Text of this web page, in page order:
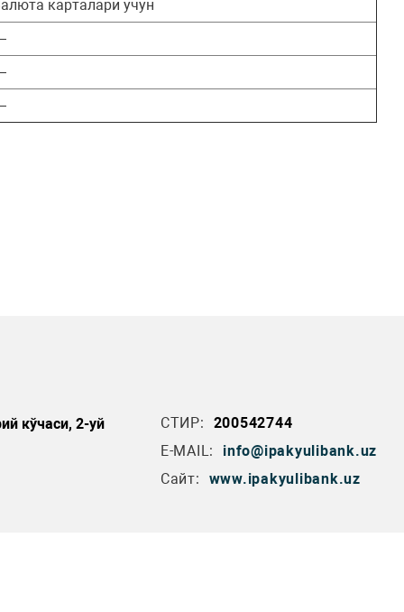
карталари учун
кўчаси, 2-уй
СТИР:
200542744
E-MAIL:
info@ipakyulibank.uz
Сайт:
www.ipakyulibank.uz